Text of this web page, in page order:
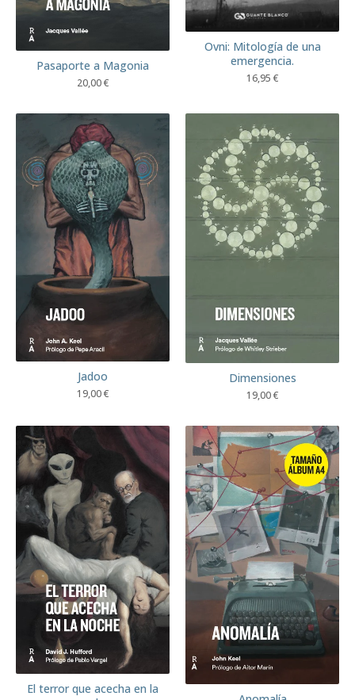
Pasaporte a Magonia
20,00€
Ovni: Mitología de una
emergencia.
16,95 €
Jadoo
19,00€
Dimensiones
19,00€
El terror que acecha en la